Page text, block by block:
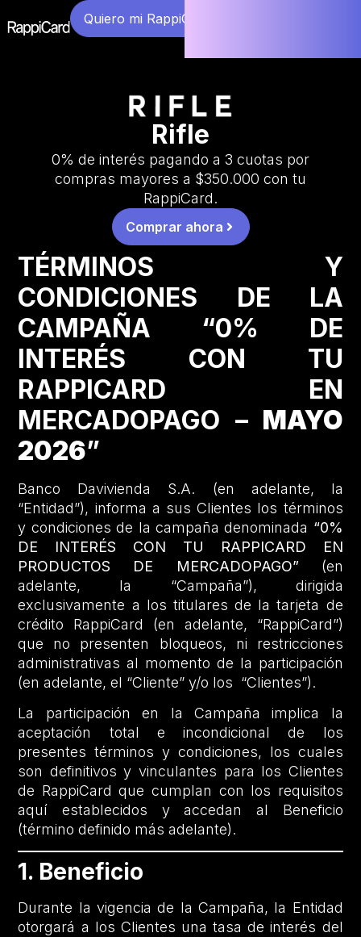
Quiero mi RappiCard
Rifle
0% de interés pagando a 3 cuotas por
compras mayores a $350.000 con tu
RappiCard.
Comprar ahora
TÉRMINOS Y
CONDICIONES DE LA
CAMPAÑA “0% DE
INTERÉS CON TU
RAPPICARD EN
MERCADOPAGO – MAYO
2026”
Banco Davivienda S.A. (en adelante, la
“Entidad”), informa a sus Clientes los términos
y condiciones de la campaña denominada “0%
DE INTERÉS CON TU RAPPICARD EN
PRODUCTOS DE MERCADOPAGO” (en
adelante, la “Campaña”), dirigida
exclusivamente a los titulares de la tarjeta de
crédito RappiCard (en adelante, “RappiCard”)
que no presenten bloqueos, ni restricciones
administrativas al momento de la participación
(en adelante, el “Cliente” y/o los “Clientes”).
La participación en la Campaña implica la
aceptación total e incondicional de los
presentes términos y condiciones, los cuales
son definitivos y vinculantes para los Clientes
de RappiCard que cumplan con los requisitos
aquí establecidos y accedan al Beneficio
(término definido más adelante).
1. Beneficio
Durante la vigencia de la Campaña, la Entidad
otorgará a los Clientes una tasa de interés del